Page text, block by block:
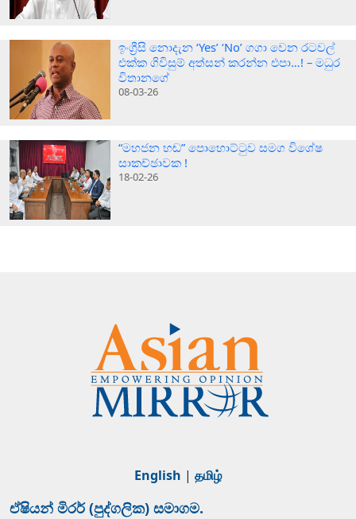
ඉංග්‍රීසි නොදැන ‘Yes’ ‘No’ ගගා වෙන රටවල්
එක්ක ගිවිසුම් අත්සන් කරන්න එපා…! – මධුර
විතානගේ
08-03-26
“මහජන හඬ” පොහොට්ටුව සමග විශේෂ
සාකච්ඡාවක !
18-02-26
English | தமிழ்
ඒෂියන් මිරර් (පුද්ගලික) සමාගම.